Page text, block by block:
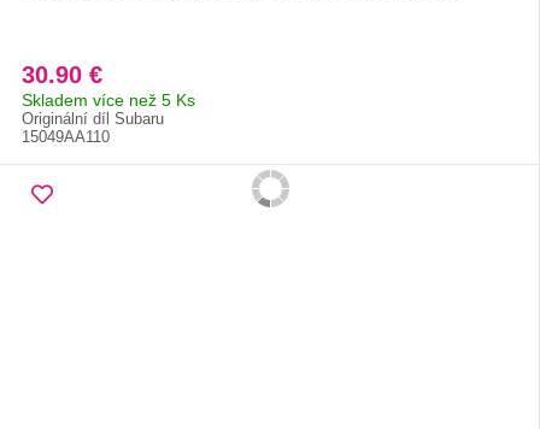
30.90 €
Skladem více než 5 Ks
Originální díl Subaru
15049AA110